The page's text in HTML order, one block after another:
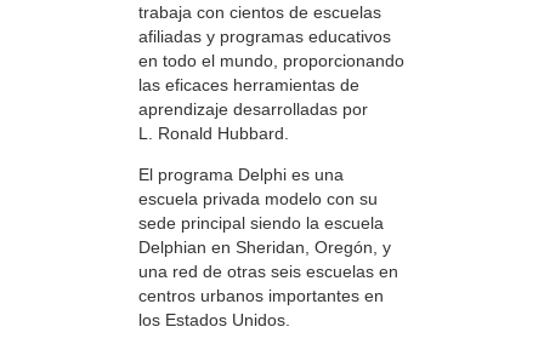
trabaja con cientos de escuelas
afiliadas y programas educativos
en todo el mundo, proporcionando
las eficaces herramientas de
aprendizaje desarrolladas por
L. Ronald Hubbard.
El programa Delphi es una
escuela privada modelo con su
sede principal siendo la escuela
Delphian en Sheridan, Oregón, y
una red de otras seis escuelas en
centros urbanos importantes en
los Estados Unidos.